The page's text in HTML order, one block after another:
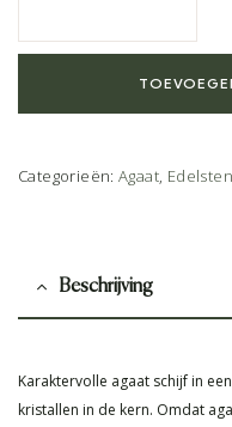
Categorieën:Agaat,
Beschrijving
Karaktervolle agaat schijf in
kristallen in de kern. Omdat